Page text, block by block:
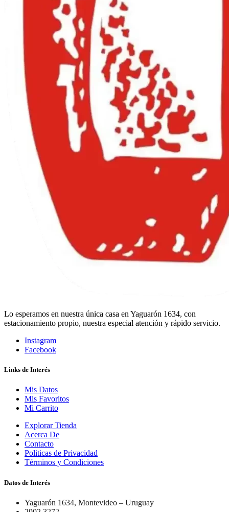
Lo esperamos en nuestra única casa en Yaguarón 1634, con
estacionamiento propio, nuestra especial atención y rápido servicio.
Instagram
Facebook
Links de Interés
Mis Datos
Mis Favoritos
Mi Carrito
Explorar Tienda
Acerca De
Contacto
Politicas de Privacidad
Términos y Condiciones
Datos de Interés
Yaguarón 1634, Montevideo – Uruguay